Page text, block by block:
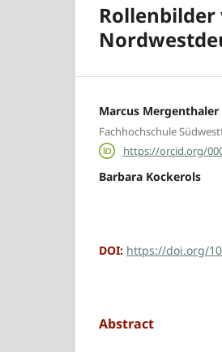
Marcus Mergenthaler
Fachhochschule
https://orcid.org/
Barbara Kockerols
DOI: https://doi.org/
Abstract